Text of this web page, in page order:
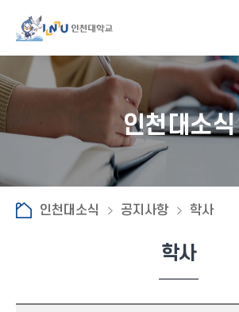
인천대소식
인천대소식 공지사항 학사
학사